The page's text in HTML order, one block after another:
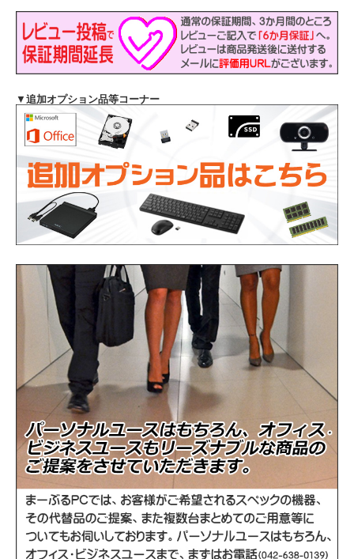
主なスペック
Dell Latitude 3510
液晶 15.6インチ FHD 解像度1920x1080
OS Windows11-Pro 64Bit
Intel Core i7-10510U プロセッサー 周波数
1.80GHz(第10世代)
メモリ 16GB（16384MB）
ストレージ
※デュアルストレージ/ハイブリッド仕様
光学ドライブ 非搭載
WEBカメラ 内蔵
通信機能 有線LAN、無線LAN、Bluetooth
インタフェース
USB3.2 Type-C(Video-out 対応)、USB3.2、
USB2.0、RJ45、HDMI
その他 テンキー付きキーボード
バッテリー 充電可能です
商品の状態 中古品（動作確認済み）
▼ 追加オプション品等コーナー